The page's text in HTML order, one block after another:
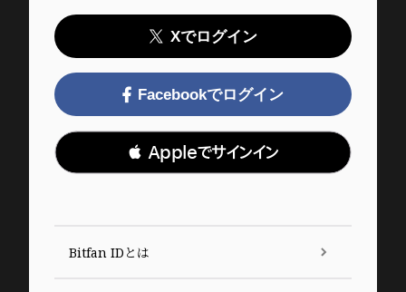
Xでログイン
Facebookでログイン
 Appleでサインイン
Bitfan IDとは